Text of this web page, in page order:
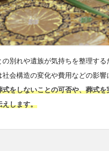
別れや遺族が気持ちを整理す
社会構造の変化や費用などの影
式をしないことの可否や、葬式
えします。